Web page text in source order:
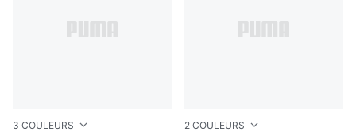
3 COULEURS 2 COULEURS